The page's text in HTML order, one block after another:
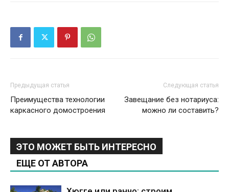
Предыдущая статья
Преимущества технологии
каркасного домостроения
Следующая статья
Завещание без нотариуса:
можно ли составить?
ЭТО МОЖЕТ БЫТЬ ИНТЕРЕСНО
ЕЩЕ ОТ АВТОРА